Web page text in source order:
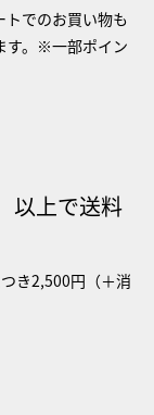
でのお買い物も
す。※一部ポイン
以上で送料
き2,500円（＋消